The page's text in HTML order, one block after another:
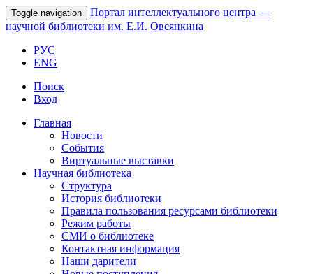
Toggle navigation Портал интеллектуального центра —
научной библиотеки им. Е.И. Овсянкина
РУС
ENG
Поиск
Вход
Главная
Новости
События
Виртуальные выставки
Научная библиотека
Структура
История библиотеки
Правила пользования ресурсами библиотеки
Режим работы
СМИ о библиотеке
Контактная информация
Наши дарители